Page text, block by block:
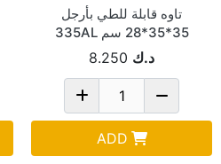
تاوه قابلة للطي بأرجل
35*35*28 سم 335AL
د.ك 8.250
ADD